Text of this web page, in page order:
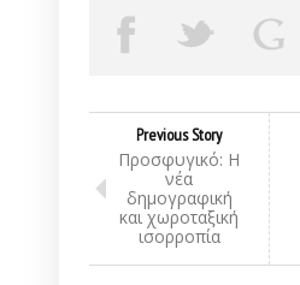
Previous Story
Προσφυγικό: Η
νέα
δημογραφική
και χωροταξική
ισορροπία